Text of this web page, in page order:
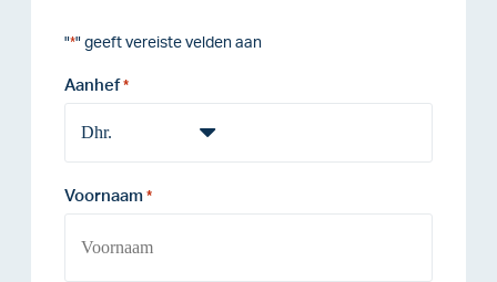
"*" geeft vereiste velden aan
Aanhef *
Voornaam *